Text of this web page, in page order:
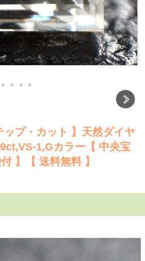
ップ・カット 】天然ダイヤ
1,Gカラー【 中央宝
】【 送料無料 】